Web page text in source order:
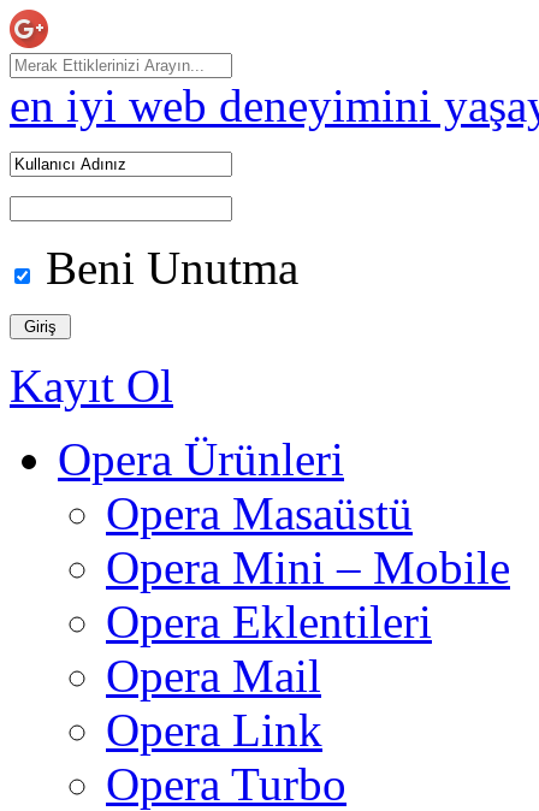
en iyi web deneyimini
Beni Unutma
Kayıt Ol
Opera Ürünleri
Opera Masaüstü
Opera Mini – Mobile
Opera Eklentileri
Opera Mail
Opera Link
Opera Turbo